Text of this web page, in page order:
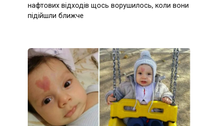
нафтових відходів щось ворушилось, коли вони
підійшли ближче